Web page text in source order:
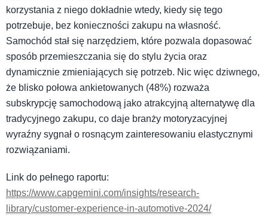
korzystania z niego dokładnie wtedy, kiedy się tego
potrzebuje, bez konieczności zakupu na własność.
Samochód stał się narzędziem, które pozwala dopasować
sposób przemieszczania się do stylu życia oraz
dynamicznie zmieniających się potrzeb. Nic więc dziwnego,
że blisko połowa ankietowanych (48%) rozważa
subskrypcję samochodową jako atrakcyjną alternatywę dla
tradycyjnego zakupu, co daje branży motoryzacyjnej
wyraźny sygnał o rosnącym zainteresowaniu elastycznymi
rozwiązaniami.
Link do pełnego raportu:
https://www.capgemini.com/insights/research-
library/customer-experience-in-automotive-2024/